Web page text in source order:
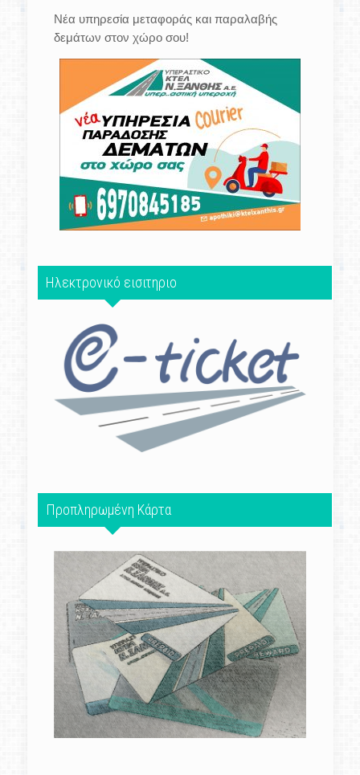
Νέα υπηρεσία μεταφοράς και παραλαβής
δεμάτων στον χώρο σου!
Ηλεκτρονικό εισιτηριο
Προπληρωμένη Κάρτα